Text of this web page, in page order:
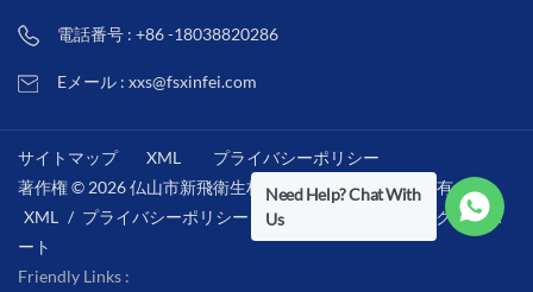
電話番号 : +86 -18038820286
Eメール : xxs@fsxinfei.com
サイトマップ XML
プライバシーポリシー
著作権 © 2026 仏山市新飛衛生材料株式会社 .全著作権所有 . /
XML / プライバシーポリシー /
IPv6ネットワークをサポ
ート
Friendly Links :
Need Help? Chat With
Us